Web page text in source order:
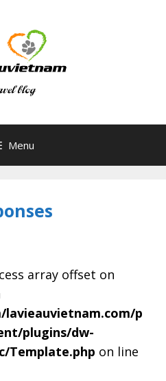
Menu
array offset on
p
plugins/dw-
Template.php on line